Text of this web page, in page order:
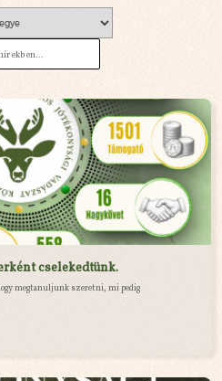
cselekedtünk.
megtanuljunk szeretni, mi pedig